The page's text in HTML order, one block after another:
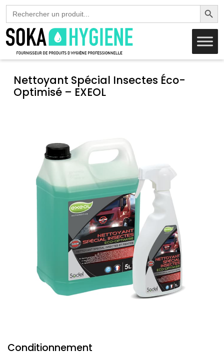
Search
for:
Search
Nettoyant Spécial Insectes Éco-
Optimisé – EXEOL
Conditionnement